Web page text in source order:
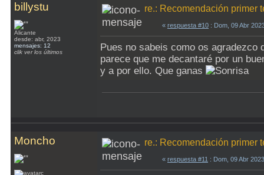
billystu
Alicante
desde: abr, 2023
mensajes: 12
clik ver los últimos
re.: Recomendación primer
« respuesta #10 : Dom, 09 Abr
Pues no sabeis como os agradezco
parece que me decantaré por un
y a por ello. Que ganas
Moncho re.: Recomendación primer
« respuesta #11 : Dom, 09 Abr